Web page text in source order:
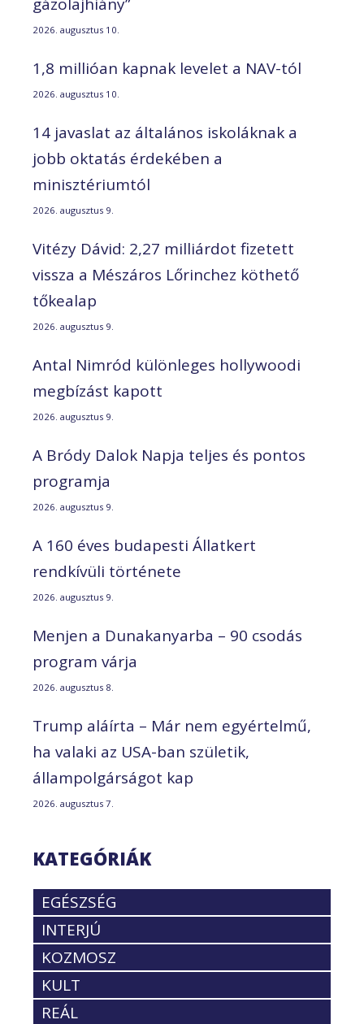
2026. augusztus 10.
1,8 millióan kapnak levelet a NAV-tól
2026. augusztus 10.
14 javaslat az általános iskoláknak a
jobb oktatás érdekében a
minisztériumtól
2026. augusztus 9.
Vitézy Dávid: 2,27 milliárdot fizetett
vissza a Mészáros Lőrinchez köthető
tőkealap
2026. augusztus 9.
Antal Nimród különleges hollywoodi
megbízást kapott
2026. augusztus 9.
A Bródy Dalok Napja teljes és pontos
programja
2026. augusztus 9.
A 160 éves budapesti Állatkert
rendkívüli története
2026. augusztus 9.
Menjen a Dunakanyarba – 90 csodás
program várja
2026. augusztus 8.
Trump aláírta – Már nem egyértelmű,
ha valaki az USA-ban születik,
állampolgárságot kap
2026. augusztus 7.
KATEGÓRIÁK
EGÉSZSÉG
INTERJÚ
KOZMOSZ
KULT
REÁL